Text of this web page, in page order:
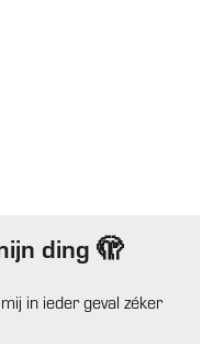
ding 🫣
in ieder geval zéker